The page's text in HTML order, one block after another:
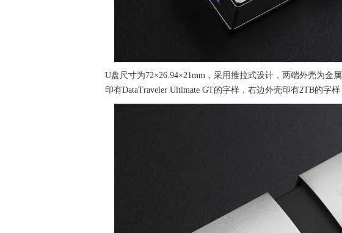
U盘尺寸为72×26.94×21mm，采用推拉式设计，两端外壳为金
印有DataTraveler Ultimate GT的字样，右边外壳印有2TB的字